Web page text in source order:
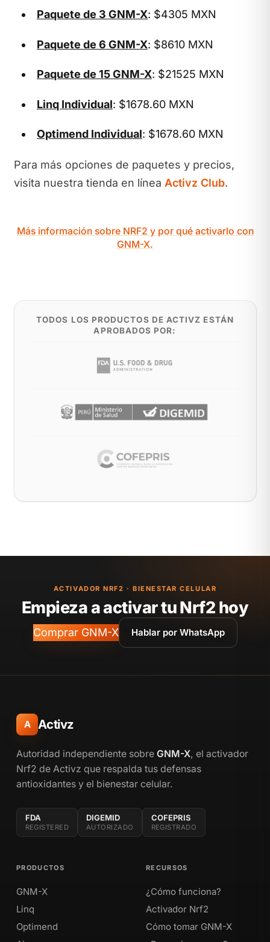
Paquete de 3 GNM-X: $4305 MXN
Paquete de 6 GNM-X: $8610 MXN
Paquete de 15 GNM-X: $21525 MXN
Linq Individual: $1678.60 MXN
Optimend Individual: $1678.60 MXN
Para más opciones de paquetes y precios,
visita nuestra tienda en línea Activz Club.
Más información sobre NRF2 y por qué activarlo con
GNM-X.
TODOS LOS PRODUCTOS DE ACTIVZ ESTÁN
APROBADOS POR:
ACTIVADOR NRF2 · BIENESTAR CELULAR
Empieza a activar tu Nrf2 hoy
Comprar GNM-X Hablar por WhatsApp
A Activz
Autoridad independiente sobre GNM-X, el activador
Nrf2 de Activz que respalda tus defensas
antioxidantes y el bienestar celular.
FDA
REGISTERED
DIGEMID
AUTORIZADO
COFEPRIS
REGISTRADO
PRODUCTOS
GNM-X
Linq
Optimend
RECURSOS
¿Cómo funciona?
Activador Nrf2
Cómo tomar GNM-X